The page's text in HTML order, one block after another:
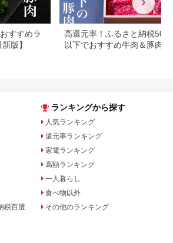
すすめラ
版】
高還元率！ふるさと納税
以下でおすすめ牛肉＆豚肉ラ
税百選
ランキングから探す
人気ランキング
還元率ランキング
家電ランキング
高額ランキング
一人暮らし
食べ物以外
その他のランキング